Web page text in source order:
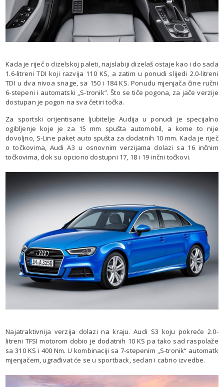
Kada je riječ o dizelskoj paleti, najslabiji dizelaš ostaje kao i do sada
1.6-litreni TDI koji razvija 110 KS, a zatim u ponudi slijedi 2.0-litreni
TDI u dva nivoa snage, sa 150 i 184 KS. Ponudu mjenjača čine ručni
6-stepeni i automatski „S-tronik”. Što se tiče pogona, za jače verzije
dostupan je pogon na sva četiri točka.
Za sportski orijentisane ljubitelje Audija u ponudi je specijalno
ogibljenje koje je za 15 mm spušta automobil, a kome to nije
dovoljno, S-Line paket auto spušta za dodatnih 10 mm. Kada je riječ
o točkovima, Audi A3 u osnovnim verzijama dolazi sa 16 inčnim
točkovima, dok su opciono dostupni 17, 18 i 19 inčni točkovi.
Najatraktivnija verzija dolazi na kraju. Audi S3 koju pokreće 2.0-
litreni TFSI motorom dobio je dodatnih 10 KS pa tako sad raspolaže
sa 310 KS i 400 Nm. U kombinaciji sa 7-stepenim „S-tronik“ automatk
mjenjačem, ugrađivat će se u sportback, sedan i cabrio izvedbe.